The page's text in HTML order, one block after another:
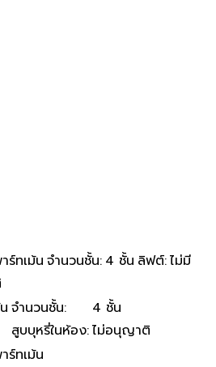
ทเม้น จำนวนชั้น: 4 ชั้น ลิฟต์:ไม่มี
จำนวนชั้น:
4 ชั้น
สูบบุหรี่ในห้อง:ไม่อนุญาติ
ทเม้น